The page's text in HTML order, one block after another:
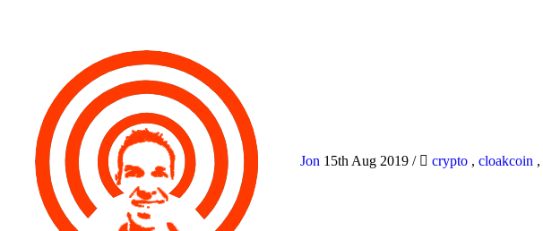
Jon 15th Aug 2019 / crypto , cloakcoin ,